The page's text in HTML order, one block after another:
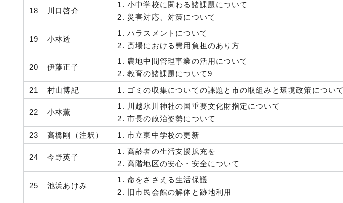
18 川口啓介
小中学校に関わる諸課題について
災害対応、対策について
19 小林透
ハラスメントについて
斎場における費用負担のあり方
20 伊藤正子
農地中間管理事業の活用について
教育の諸課題について9
21 村山博紀 ゴミの収集についての課題と市の取組みと環境政策について
22 小林薫
川越氷川神社の国重要文化財指定について
市長の政治姿勢について
23
高橋剛（注釈） 市立東中学校の更新
24 今野英子
高齢者の生活支援拡充を
高階地区の安心・安全について
25 池浜あけみ
命をささえる生活保護
旧市民会館の解体と跡地利用